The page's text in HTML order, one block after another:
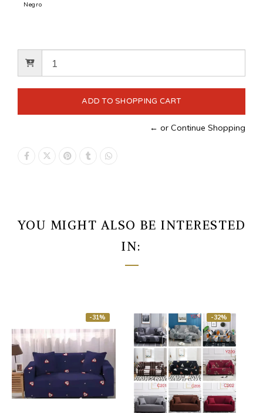
Negro
← or Continue Shopping
YOU MIGHT ALSO BE INTERESTED
IN:
-31% -32%